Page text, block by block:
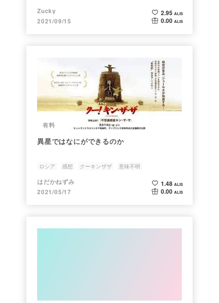
Zucky
2021/09/15
2.95 ALIS
0.00 ALIS
有料
異星ではなにができるのか
ロシア 感想 クーキンザザ 意味不明
はだかねずみ
2021/05/17
1.48 ALIS
0.00 ALIS